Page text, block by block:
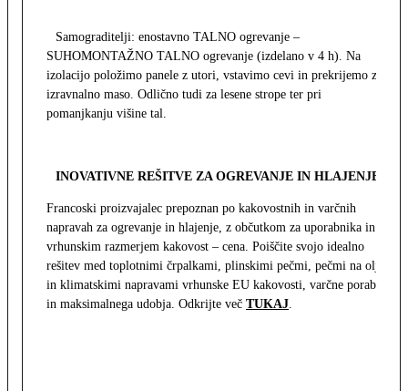
Samograditelji: enostavno TALNO ogrevanje –
SUHOMONTAŽNO TALNO ogrevanje (izdelano v 4 h). Na
izolacijo položimo panele z utori, vstavimo cevi in prekrijemo z
izravnalno maso. Odlično tudi za lesene strope ter pri
pomanjkanju višine tal.
INOVATIVNE REŠITVE ZA OGREVANJE IN HLAJENJE
Francoski proizvajalec prepoznan po kakovostnih in varčnih
napravah za ogrevanje in hlajenje, z občutkom za uporabnika in z
vrhunskim razmerjem kakovost – cena. Poiščite svojo idealno
rešitev med toplotnimi črpalkami, plinskimi pečmi, pečmi na olje
in klimatskimi napravami vrhunske EU kakovosti, varčne porabe
in maksimalnega udobja. Odkrijte več TUKAJ.